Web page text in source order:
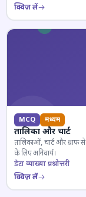
क्विज़ लें
MCQ मध्यम
तालिका और चार्ट
तालिकाओं, चार्ट और ग्राफ
के लिए अनिवार्य।
डेटा व्याख्या प्रश्नोत्तरी
क्विज़ लें